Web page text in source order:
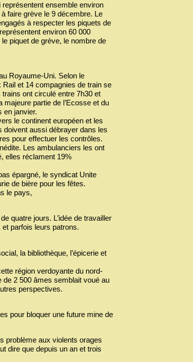
représentent ensemble environ
faire grève le 9 décembre. Le
à respecter les piquets de
environ 60 000
piquet de grève, le nombre de
Royaume-Uni. Selon le
et 14 compagnies de train se
ont circulé entre 7h30 et
partie de l’Ecosse et du
en janvier.
le continent européen et les
doivent aussi débrayer dans les
pour effectuer les contrôles.
Les ambulanciers les ont
elles réclament 19%
épargné, le syndicat Unite
de bière pour les fêtes.
le pays,
quatre jours. L’idée de travailler
parfois leurs patrons.
la bibliothèque, l’épicerie et
région verdoyante du nord-
2 500 âmes semblait voué au
perspectives.
pour bloquer une future mine de
problème aux violents orages
dire que depuis un an et trois